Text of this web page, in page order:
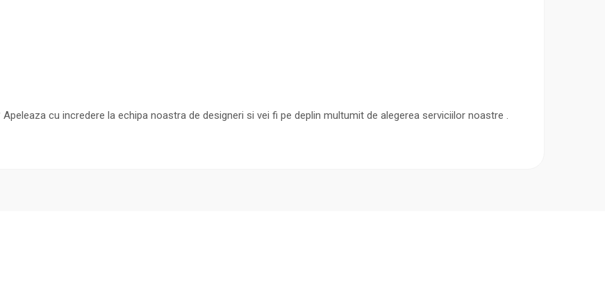
cu incredere la echipa noastra de designeri si vei fi pe deplin multumit de alegerea serviciilor noastre .